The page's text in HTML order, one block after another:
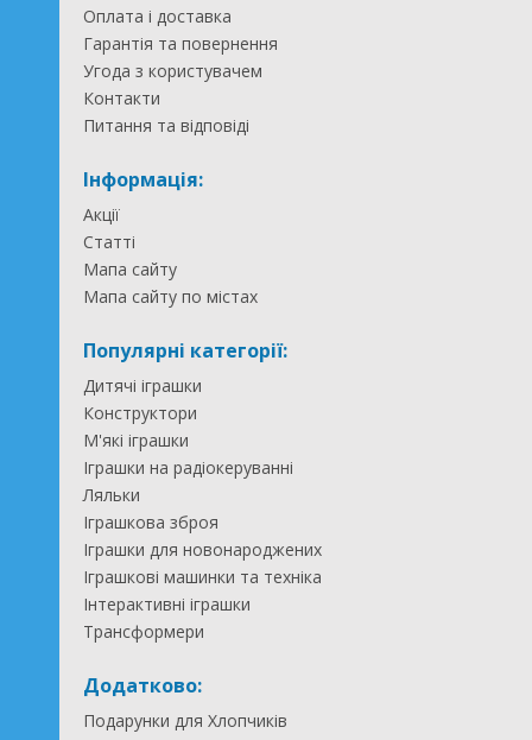
Оплата і доставка
Гарантія та повернення
Угода з користувачем
Контакти
Питання та відповіді
Інформація:
Акції
Статті
Мапа сайту
Мапа сайту по містах
Популярні категорії:
Дитячі іграшки
Конструктори
М'які іграшки
Іграшки на радіокеруванні
Ляльки
Іграшкова зброя
Іграшки для новонароджених
Іграшкові машинки та техніка
Інтерактивні іграшки
Трансформери
Додатково:
Подарунки для Хлопчиків